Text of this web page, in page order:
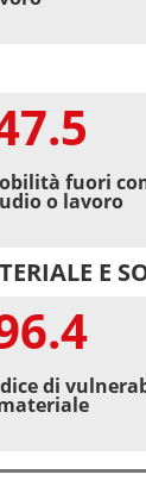
fuori
o lavoro
E
di